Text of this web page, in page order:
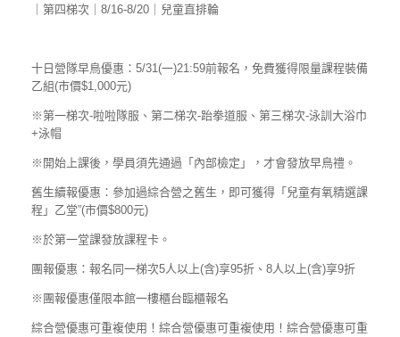
｜第四梯次｜8/16-8/20｜兒童直排輪
十日營隊早鳥優惠：5/31(一)21:59前報名，免費獲得限量課程裝備
乙組(市價$1,000元)
※第一梯次-啦啦隊服、第二梯次-跆拳道服、第三梯次-泳訓大浴巾
+泳帽
※開始上課後，學員須先通過「內部檢定」，才會發放早鳥禮。
舊生續報優惠：參加過綜合營之舊生，即可獲得「兒童有氧精選課
程」乙堂”(市價$800元)
※於第一堂課發放課程卡。
團報優惠：報名同一梯次5人以上(含)享95折、8人以上(含)享9折
※團報優惠僅限本館一樓櫃台臨櫃報名
綜合營優惠可重複使用！綜合營優惠可重複使用！綜合營優惠可重